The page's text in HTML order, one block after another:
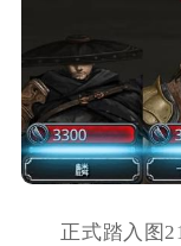
正式踏入图